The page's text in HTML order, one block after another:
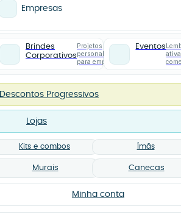
Empresas
Brindes
Corporativos
Projetos
personalizados
para empresas
Eventos
Descontos Progressivos
Lojas
Kits e combos Ímãs
Murais Canecas
Minha conta